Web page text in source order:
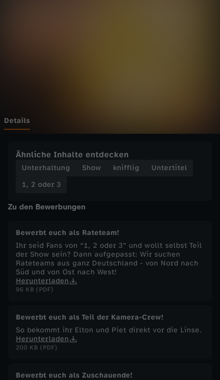
e
M
e
e
B
ä
l
l
Details
Ähnliche Inhalte entdecken
Unterhaltung Show knifflig
Untertitel
1, 2 oder 3
Zu den Bewerbungen
Bewerbt euch als Rateteam!
Ihr seid Fans von “1, 2 oder 3” und wollt selbst Teil
der Show sein? Dann aufgepasst: Wir suchen
Rateteams aus ganz Deutschland - von Nord nach
Süd und von Ost nach West!
Herunterladen
96 KB (PDF)
Bewerbt euch als Teil der Kamera-Crew!
So bekommt ihr Elton und Piet direkt vor die Linse.
Herunterladen
200 KB (PDF)
Bewerbt euch als Zuschauende!